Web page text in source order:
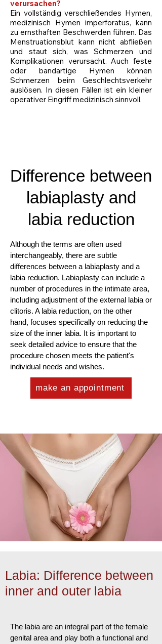
verursachen?
Ein vollständig verschließendes Hymen,
medizinisch Hymen imperforatus, kann
zu ernsthaften Beschwerden führen. Das
Menstruationsblut kann nicht abfließen
und staut sich, was Schmerzen und
Komplikationen verursacht. Auch feste
oder bandartige Hymen können
Schmerzen beim Geschlechtsverkehr
auslösen. In diesen Fällen ist ein kleiner
operativer Eingriff medizinisch sinnvoll.
Difference between
labiaplasty and
labia reduction
Although the terms are often used
interchangeably, there are subtle
differences between a labiaplasty and a
labia reduction. Labiaplasty can include a
number of procedures in the intimate area,
including adjustment of the external labia or
clitoris. A labia reduction, on the other
hand, focuses specifically on reducing the
size of the inner labia. It is important to
seek detailed advice to ensure that the
procedure chosen meets the patient's
individual needs and wishes.
make an appointment
Labia: Difference between
inner and outer labia
The labia are an integral part of the female
genital area and play both a functional and